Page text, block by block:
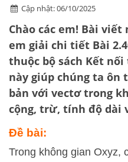
Cập nhật: 06/10/2025
Chào các em! Bài
em giải chi tiết Bài
thuộc bộ sách Kết nối
này giúp chúng ta ôn
bản với vectơ trong
cộng, trừ, tính độ dài
Đề bài:
Trong không gian Oxyz,